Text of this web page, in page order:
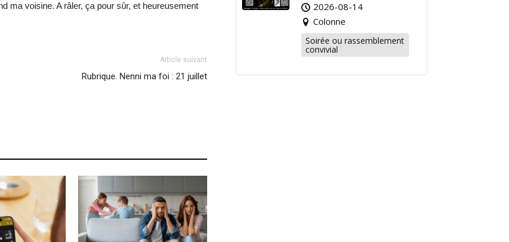
ma voisine. A râler, ça pour sûr, et heureusement
Article suivant
Rubrique. Nenni ma foi : 21 juillet
2026-08-14
Colonne
Soirée ou rassemblement
convivial